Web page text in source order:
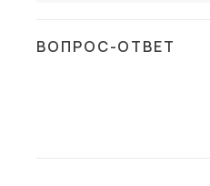
ВОПРОС-ОТВЕТ